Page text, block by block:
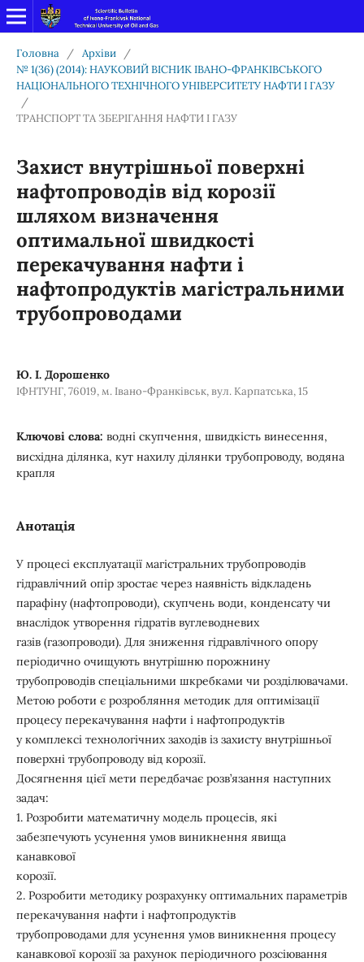
Головна / Архіви
/
№ 1(36) (2014): НАУКОВИЙ ВІСНИК ІВАНО-ФРАНКІВСЬКОГО
НАЦІОНАЛЬНОГО ТЕХНІЧНОГО УНІВЕРСИТЕТУ НАФТИ І ГАЗУ
/
ТРАНСПОРТ ТА ЗБЕРІГАННЯ НАФТИ І ГАЗУ
Захист внутрішньої поверхні
нафтопроводів від корозії
шляхом визначення
оптимальної швидкості
перекачування нафти і
нафтопродуктів магістральними
трубопроводами
Ю. І. Дорошенко
ІФНТУНГ, 76019, м. Івано-Франківськ, вул. Карпатська, 15
Ключові слова: водні скупчення, швидкість винесення,
висхідна ділянка, кут нахилу ділянки трубопроводу, водяна
крапля
Анотація
У процесі експлуатації магістральних трубопроводів
гідравлічний опір зростає через наявність відкладень
парафіну (нафтопроводи), скупчень води, конденсату чи
внаслідок утворення гідратів вуглеводневих
газів (газопроводи). Для зниження гідравлічного опору
періодично очищують внутрішню порожнину
трубопроводів спеціальними шкребками чи розділювачами.
Метою роботи є розробляння методик для оптимізації
процесу перекачування нафти і нафтопродуктів
у комплексі технологічних заходів із захисту внутрішньої
поверхні трубопроводу від корозії.
Досягнення цієї мети передбачає розв’язання наступних
задач:
1. Розробити математичну модель процесів, які
забезпечують усунення умов виникнення явища
канавкової
корозії.
2. Розробити методику розрахунку оптимальних параметрів
перекачування нафти і нафтопродуктів
трубопроводами для усунення умов виникнення процесу
канавкової корозії за рахунок періодичного розсіювання